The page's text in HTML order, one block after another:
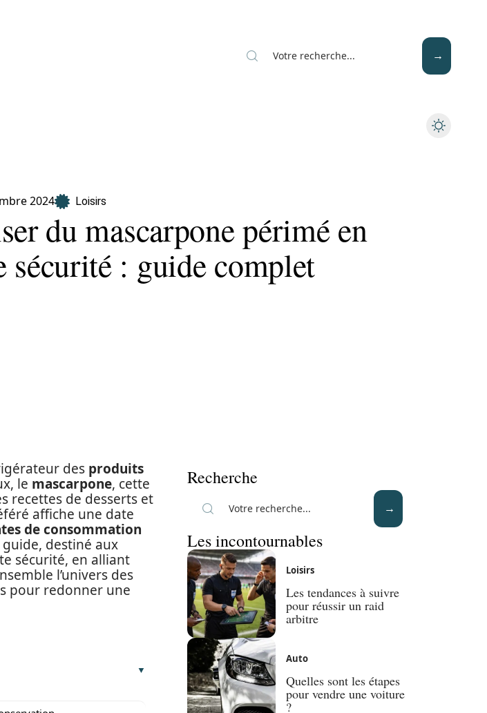
2024 Loisirs
du mascarpone périmé en
sécurité : guide complet
des produits
le mascarpone, cette
recettes de desserts et
affiche une date
de consommation
destiné aux
sécurité, en alliant
l’univers des
pour redonner une
Recherche
Les incontournables
Loisirs
Les tendances à suivre
pour réussir un raid
arbitre
Auto
Quelles sont les étapes
pour vendre une voiture
?